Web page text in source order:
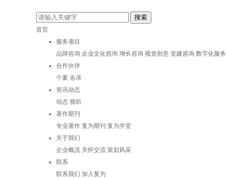
首页
服务项目
品牌咨询 企业文化咨询 增长咨询 视觉创意 党建咨询 数字化服务
合作伙伴
个案 名录
资讯动态
动态 视听
著作期刊
专业著作 复为期刊 复为学堂
关于我们
企业概况 关怀交流 策划风采
联系
联系我们 加入复为